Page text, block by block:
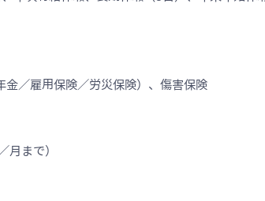
／雇用保険／労災保険）、傷害保険
まで）